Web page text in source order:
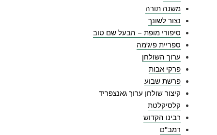
משנה תורה
נצור לשונך
סיפורי מופת – הבעל שם טוב
ספריית פיג'מה
ערוך השולחן
פרקי אבות
פרשת שבוע
קיצור שולחן ערוך גאנצפריד
קלסיקלטת
רבינו הקדוש
רמב"ם